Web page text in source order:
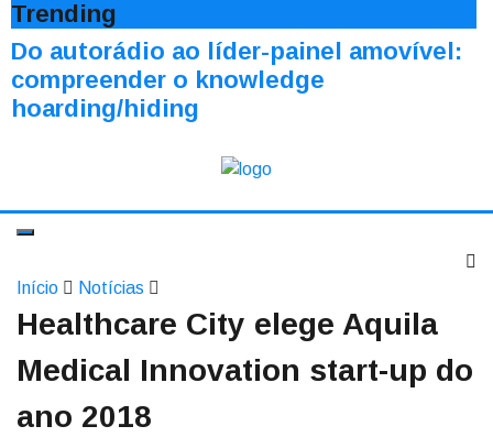
Trending
Do autorádio ao líder-painel amovível:
compreender o knowledge
hoarding/hiding
Início Notícias
Healthcare City elege Aquila
Medical Innovation start-up do
ano 2018